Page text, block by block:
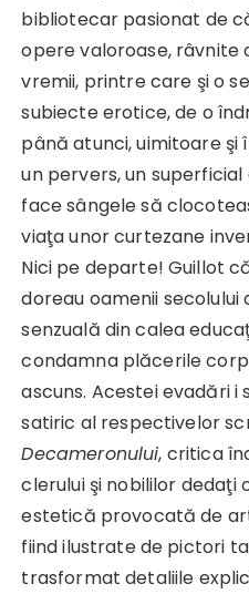
bibliotecar pasionat de
opere valoroase, râvnite
vremii, printre care şi o
subiecte erotice, de o
până atunci, uimitoare şi
un pervers, un
face sângele să
viaţa unor curtezane
Nici pe departe! Guillot
doreau oamenii
senzuală din calea
condamna plăcerile
ascuns. Acestei evadări i
satiric al respectivelor
Decameronului, critica
clerului şi nobililor dedaţi
estetică provocată de
fiind ilustrate de pictori
trasformat detaliile